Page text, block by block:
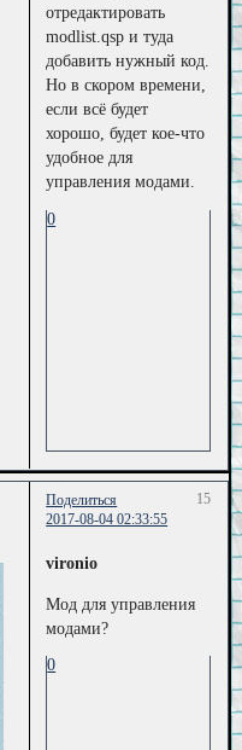
отредактировать
modlist.qsp и туда
добавить нужный код.
Но в скором времени,
если всё будет
хорошо, будет кое-что
удобное для
управления модами.
0
Поделиться
15
2017-08-04 02:33:55
vironio
Мод для управления
модами?
0